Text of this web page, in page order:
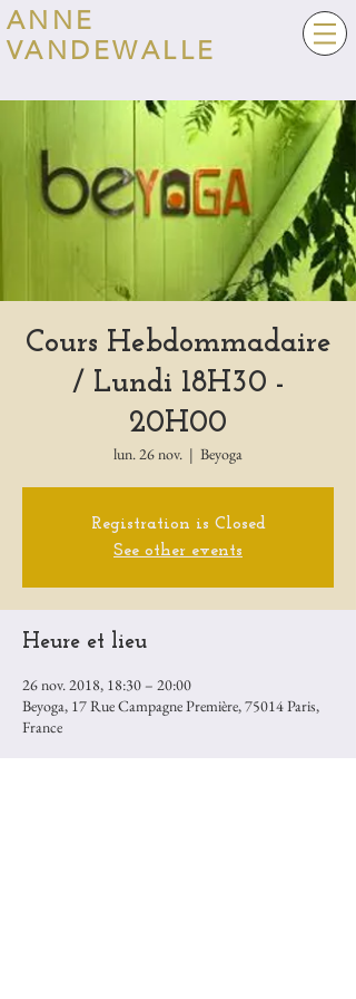
ANNE
VANDEWALLE
Cours Hebdommadaire
/ Lundi 18H30 -
20H00
lun. 26 nov.
  |
Beyoga
Registration is Closed
See other events
Heure et lieu
26 nov. 2018, 18:30 – 20:00
Beyoga, 17 Rue Campagne Première, 75014 Paris,
France